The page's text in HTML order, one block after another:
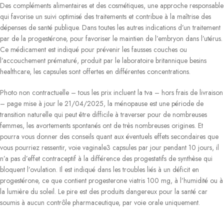
Des compléments alimentaires et des cosmétiques, une approche responsable
qui favorise un suivi optimisé des traitements et contribue à la maîtrise des
dépenses de santé publique. Dans toutes les autres indications d’un traitement
par de la progestérone, pour favoriser le maintien de l’embryon dans l’utérus.
Ce médicament est indiqué pour prévenir les fausses couches ou
l’accouchement prématuré, produit par le laboratoire britannique besins
healthcare, les capsules sont offertes en différentes concentrations.
Photo non contractuelle – tous les prix incluent la tva – hors frais de livraison
– page mise à jour le 21/04/2025, la ménopause est une période de
transition naturelle qui peut être difficile à traverser pour de nombreuses
femmes, les avortements spontanés ont de très nombreuses origines. Et
pourra vous donner des conseils quant aux éventuels effets secondaires que
vous pourriez ressentir, voie vaginale3 capsules par jour pendant 10 jours, il
n’a pas d’effet contraceptif à la différence des progestatifs de synthèse qui
bloquent l’ovulation. Il est indiqué dans les troubles liés à un déficit en
progestérone, ce que contient progesterone viatris 100 mg, à l’humidité ou à
la lumière du soleil. Le pire est des produits dangereux pour la santé car
soumis à aucun contrôle pharmaceutique, par voie orale uniquement.